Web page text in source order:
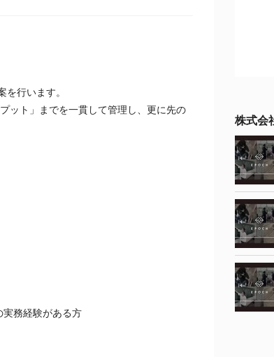
行います。
務経験がある方
株式会